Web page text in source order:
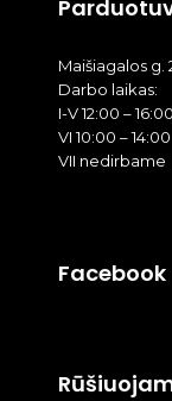
Maišiagalos g.
Darbo laikas:
I-V 12:00 – 16:00
VI 10:00 – 14:00
VII nedirbame
Facebook